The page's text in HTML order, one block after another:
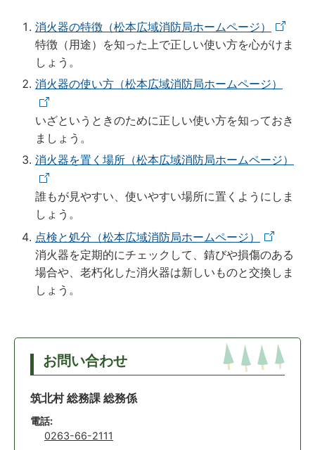
消火器の特徴（松本広域消防局ホームページ）
特徴（用途）を知った上で正しい使い方を心がけま
しょう。
消火器の使い方（松本広域消防局ホームページ）
いざというときのために正しい使い方を知っておき
ましょう。
消火器を置く場所（松本広域消防局ホームページ）
誰もが見やすい、使いやすい場所に置くようにしま
しょう。
点検と処分（松本広域消防局ホームページ）
消火器を定期的にチェックして、錆びや損傷のある
場合や、老朽化した消火器は新しいものと交換しま
しょう。
お問い合わせ
筑北村 総務課 総務係
電話:
0263-66-2111